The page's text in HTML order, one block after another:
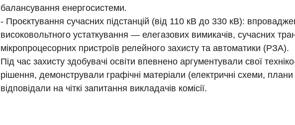
балансування енергосистеми.
- Проєктування сучасних підстанцій (від 110 кВ до 330 кВ):
високовольтного устаткування — елегазових вимикачів, сучасних
мікропроцесорних пристроїв релейного захисту та автоматики (РЗА).
Під час захисту здобувачі освіти впевнено аргументували свої
рішення, демонстрували графічні матеріали (електричні схеми, плани
відповідали на чіткі запитання викладачів комісії.